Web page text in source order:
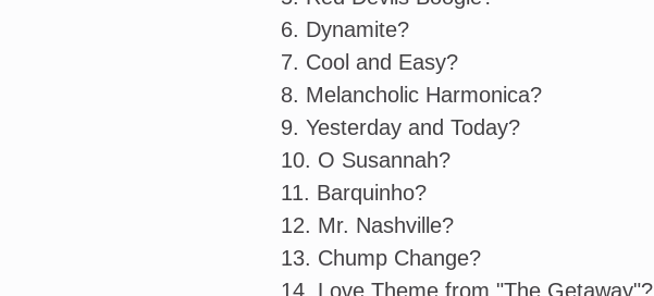
6. Dynamite?
7. Cool and Easy?
8. Melancholic Harmonica?
9. Yesterday and Today?
10. O Susannah?
11. Barquinho?
12. Mr. Nashville?
13. Chump Change?
14. Love Theme from "The Getaway"?